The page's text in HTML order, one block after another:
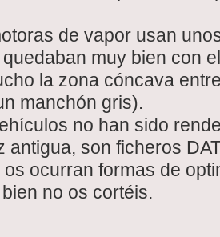
de vapor usan
muy bien con
la zona cóncava
manchón gris).
no han sido
antigua, son ficheros
ocurran formas de
no os cortéis.